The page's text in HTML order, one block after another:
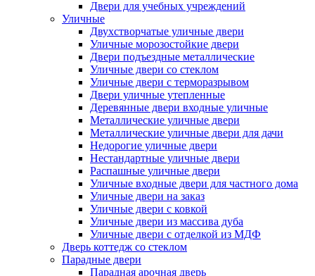
Двери для учебных учреждений
Уличные
Двухстворчатые уличные двери
Уличные морозостойкие двери
Двери подъездные металлические
Уличные двери со стеклом
Уличные двери с терморазрывом
Двери уличные утепленные
Деревянные двери входные уличные
Металлические уличные двери
Металлические уличные двери для дачи
Недорогие уличные двери
Нестандартные уличные двери
Распашные уличные двери
Уличные входные двери для частного дома
Уличные двери на заказ
Уличные двери с ковкой
Уличные двери из массива дуба
Уличные двери с отделкой из МДФ
Дверь коттедж со стеклом
Парадные двери
Парадная арочная дверь